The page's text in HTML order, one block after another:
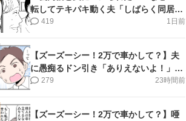
転してテキパキ動く夫「しばらく同居」
提案され【第4話まんが】
1日前
419
【ズーズーシー！2万で車かして？】夫
に愚痴るドン引き「ありえないよ！」＜
第16話＞#4コマ母道場
23時間前
279
【ズーズーシー！2万で車かして？】唖